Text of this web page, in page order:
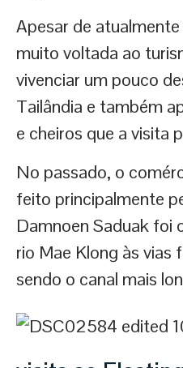
Apesar de
muito voltada ao
vivenciar um pouco
Tailândia e também
e cheiros que a visita
No passado, o
feito principalmente
Damnoen Saduak foi
rio Mae Klong às vias
sendo o canal mais